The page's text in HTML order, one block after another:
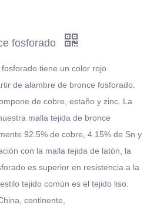
fosforado
tiene un color rojo
de alambre de bronce fosforado.
de cobre, estaño y zinc. La
malla tejida de bronce
92.5% de cobre, 4.15% de Sn y
con la malla tejida de latón, la
es superior en resistencia a la
tejido común es el tejido liso.
continente,